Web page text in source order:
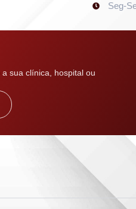
Seg-
sua clínica, hospital ou